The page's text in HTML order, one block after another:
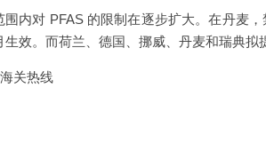
围内对 PFAS 的限制在逐步扩大。在丹麦
生效。而荷兰、德国、挪威、丹麦和瑞典拟
关热线